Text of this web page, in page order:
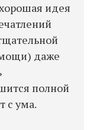
идея
даже
полной
с ума.